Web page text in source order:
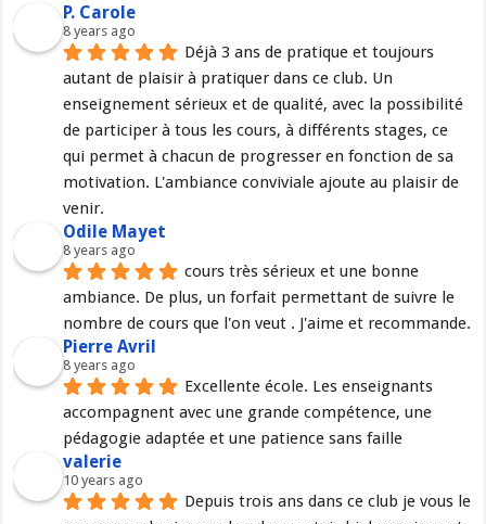
P. Carole
8 years ago
Déjà 3 ans de pratique et toujours
autant de plaisir à pratiquer dans ce club. Un
enseignement sérieux et de qualité, avec la possibilité
de participer à tous les cours, à différents stages, ce
qui permet à chacun de progresser en fonction de sa
motivation. L'ambiance conviviale ajoute au plaisir de
venir.
Odile Mayet
8 years ago
cours très sérieux et une bonne
ambiance. De plus, un forfait permettant de suivre le
nombre de cours que l'on veut . J'aime et recommande.
Pierre Avril
8 years ago
Excellente école. Les enseignants
accompagnent avec une grande compétence, une
pédagogie adaptée et une patience sans faille
valerie
10 years ago
Depuis trois ans dans ce club je vous le